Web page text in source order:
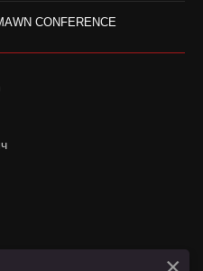
WN CONFERENCE